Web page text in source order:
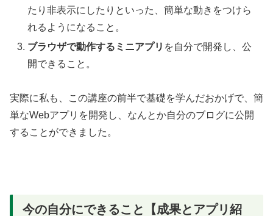
たり非表示にしたりといった、簡単な動きをつけら
れるようになること。
ブラウザで動作するミニアプリ を自分で開発し、公
開できること。
実際に私も、この講座の前半で基礎を学んだおかげで、簡
単なWebアプリを開発し、なんとか自分のブログに公開
することができました。
今の自分にできること【成果とアプリ紹